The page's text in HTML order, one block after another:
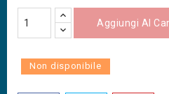
Aggiungi Al
Non disponibile